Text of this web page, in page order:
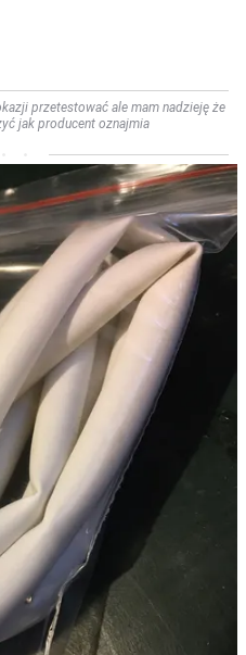
przetestować ale mam nadzieję że
jak producent oznajmia